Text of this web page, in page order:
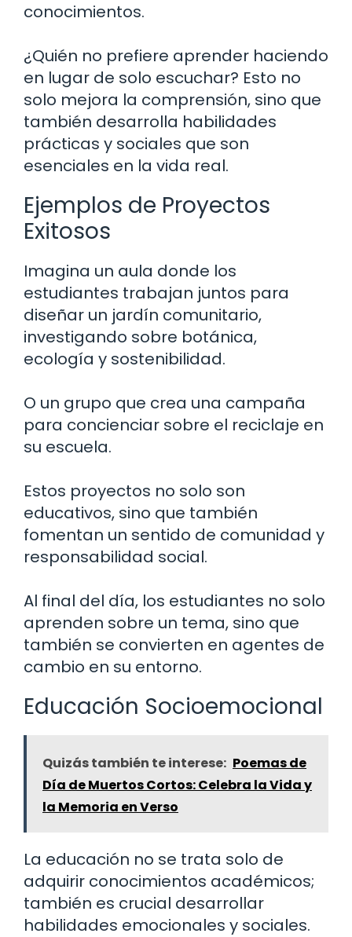
conocimientos.
¿Quién no prefiere aprender haciendo
en lugar de solo escuchar? Esto no
solo mejora la comprensión, sino que
también desarrolla habilidades
prácticas y sociales que son
esenciales en la vida real.
Ejemplos de Proyectos
Exitosos
Imagina un aula donde los
estudiantes trabajan juntos para
diseñar un jardín comunitario,
investigando sobre botánica,
ecología y sostenibilidad.
O un grupo que crea una campaña
para concienciar sobre el reciclaje en
su escuela.
Estos proyectos no solo son
educativos, sino que también
fomentan un sentido de comunidad y
responsabilidad social.
Al final del día, los estudiantes no solo
aprenden sobre un tema, sino que
también se convierten en agentes de
cambio en su entorno.
Educación Socioemocional
Quizás también te interese: Poemas de
Día de Muertos Cortos: Celebra la Vida y
la Memoria en Verso
La educación no se trata solo de
adquirir conocimientos académicos;
también es crucial desarrollar
habilidades emocionales y sociales.